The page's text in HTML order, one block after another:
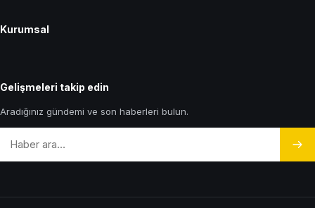
Kurumsal
Gelişmeleri takip edin
Aradığınız gündemi ve son haberleri bulun.
Ara